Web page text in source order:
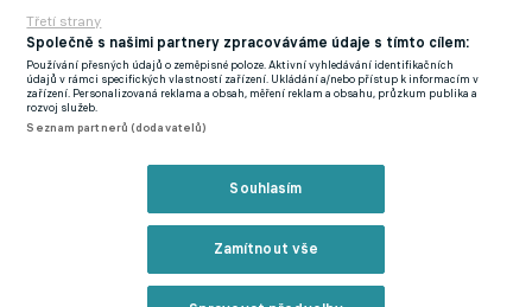
Podmínky užití
Zásady ochrany osobních údajů
GDPR a žurnalistika
Třetí strany
Společně s našimi partnery zpracováváme údaje s tímto cílem:
Používání přesných údajů o zeměpisné poloze. Aktivní vyhledávání identifikačních
údajů v rámci specifických vlastností zařízení. Ukládání a/nebo přístup k informacím v
zařízení. Personalizovaná reklama a obsah, měření reklam a obsahu, průzkum publika a
rozvoj služeb.
Seznam partnerů (dodavatelů)
Souhlasím
Zamítnout vše